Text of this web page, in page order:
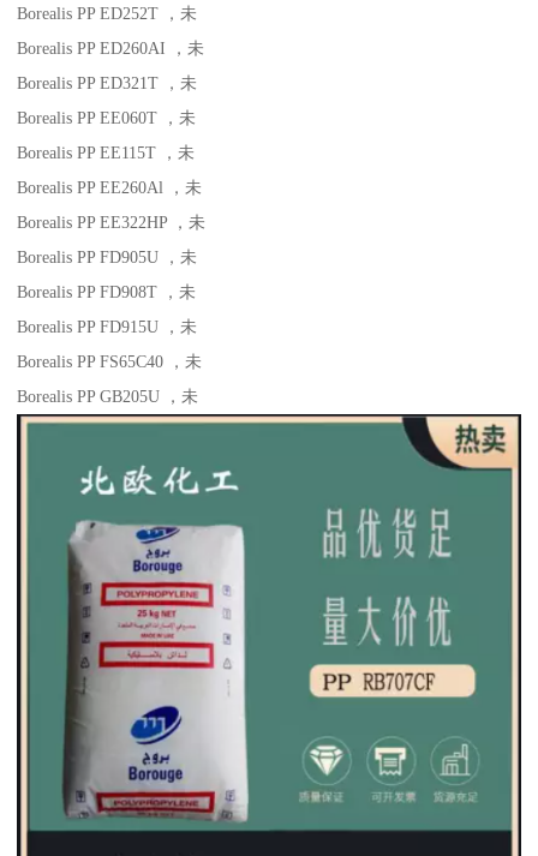
Borealis PP ED252T
，未
Borealis PP ED260AI
，未
Borealis PP ED321T
，未
Borealis PP EE060T
，未
Borealis PP EE115T
，未
Borealis PP EE260Al
，未
Borealis PP EE322HP
，未
Borealis PP FD905U
，未
Borealis PP FD908T
，未
Borealis PP FD915U
，未
Borealis PP FS65C40
，未
Borealis PP GB205U
，未